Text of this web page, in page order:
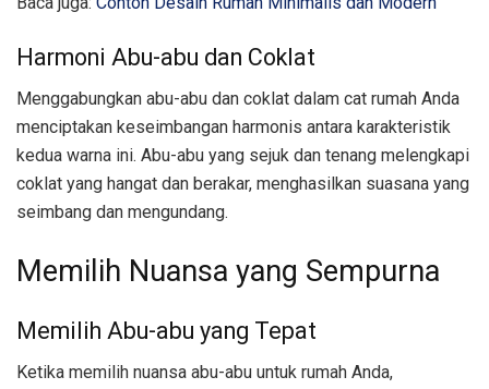
Harmoni Abu-abu dan Coklat
Menggabungkan abu-abu dan coklat dalam cat rumah Anda
menciptakan keseimbangan harmonis antara karakteristik
kedua warna ini. Abu-abu yang sejuk dan tenang melengkapi
coklat yang hangat dan berakar, menghasilkan suasana yang
seimbang dan mengundang.
Memilih Nuansa yang Sempurna
Memilih Abu-abu yang Tepat
Ketika memilih nuansa abu-abu untuk rumah Anda,